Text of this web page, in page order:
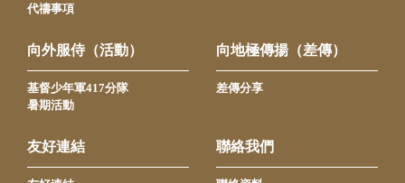
代禱事項
向外服侍（活動）
基督少年軍417分隊
暑期活動
向地極傳揚（差傳）
差傳分享
友好連結 聯絡我們